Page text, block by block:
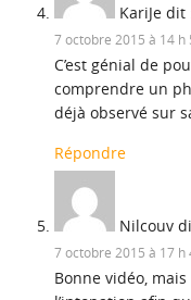
KariJe dit
7 octobre 2015 à 14 h
C’est génial de
comprendre un
déjà observé sur
Répondre
Nilcouv
7 octobre 2015 à 17 h
Bonne vidéo,